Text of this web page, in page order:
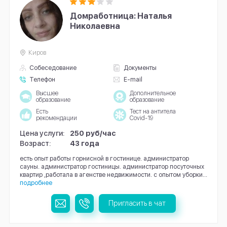
Домработница: Наталья
Николаевна
Собеседование
Документы
Телефон
E-mail
Киров
Высшее
образование
Дополнительное
образование
Есть
рекомендации
Тест на антитела
Covid-19
Цена услуги:
250 руб/час
Возраст:
43 года
есть опыт работы горнисной в гостинице. администратор
сауны. администратор гостиницы. администратор посуточных
квартир ,работала в агенстве недвижимости. с опытом уборки...
подробнее
Пригласить в чат